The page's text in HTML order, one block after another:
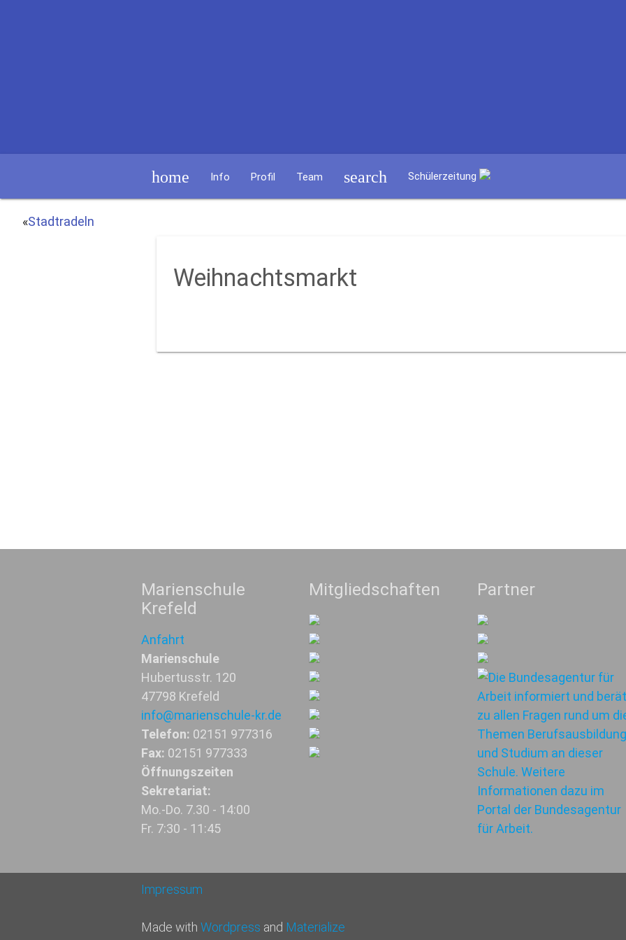
home Info Profil Team search Schülerzeitung
«Stadtradeln
Weihnachtsmarkt
Marienschule
Krefeld
Anfahrt
Marienschule
Hubertusstr. 120
47798 Krefeld
info@marienschule-kr.de
Telefon: 02151 977316
Fax: 02151 977333
Öffnungszeiten
Sekretariat:
Mo.-Do. 7.30 - 14:00
Fr. 7:30 - 11:45
Mitgliedschaften Partner
Impressum
Made with Wordpress and Materialize